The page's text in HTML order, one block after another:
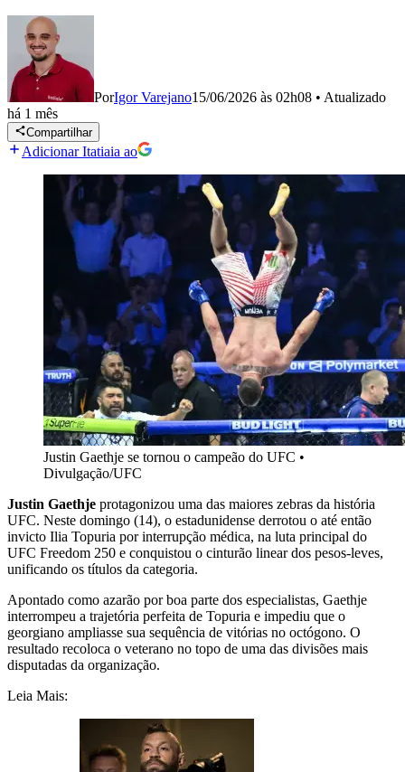
PorIgor Varejano15/06/2026 às 02h08 • Atualizado
há 1 mês
Compartilhar
Adicionar Itatiaia ao
Justin Gaethje se tornou o campeão do UFC •
Divulgação/UFC
Justin Gaethje protagonizou uma das maiores zebras da história
UFC. Neste domingo (14), o estadunidense derrotou o até então
invicto Ilia Topuria por interrupção médica, na luta principal do
UFC Freedom 250 e conquistou o cinturão linear dos pesos-leves,
unificando os títulos da categoria.
Apontado como azarão por boa parte dos especialistas, Gaethje
interrompeu a trajetória perfeita de Topuria e impediu que o
georgiano ampliasse sua sequência de vitórias no octógono. O
resultado recoloca o veterano no topo de uma das divisões mais
disputadas da organização.
Leia Mais: